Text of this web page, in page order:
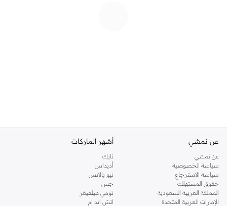
عن نمشي
عن نمشي
سياسة الخصوصية
سياسة الاسترجاع
حقوق المستهلك
المملكة العربية السعودية
الإمارات العربية المتحدة
أشهر الماركات
نايك
أديداس
نيو بالانس
جس
تومي هيلفيغر
اتش اند ام